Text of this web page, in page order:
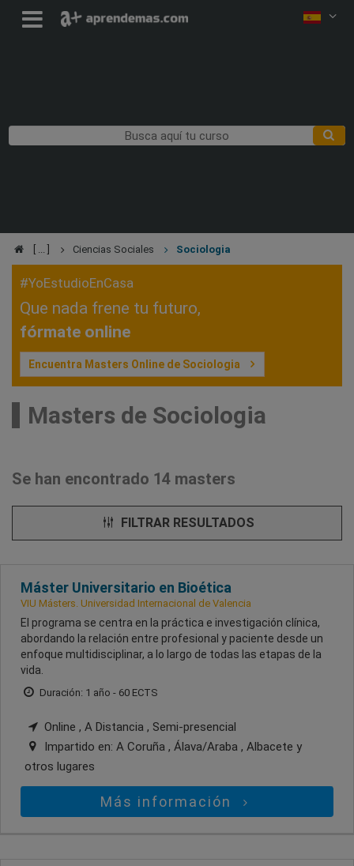
Ciencias Sociales Sociologia
#YoEstudioEnCasa
Que nada frene tu futuro,
fórmate online
Encuentra Masters Online de Sociologia
Masters de Sociologia
Se han encontrado 14 masters
FILTRAR RESULTADOS
Máster Universitario en Bioética
VIU Másters. Universidad Internacional de Valencia
El programa se centra en la práctica e investigación clínica,
abordando la relación entre profesional y paciente desde un
enfoque multidisciplinar, a lo largo de todas las etapas de la
vida.
Duración: 1 año - 60 ECTS
Online , A Distancia , Semi-presencial
Impartido en: A Coruña , Álava/Araba , Albacete y
otros lugares
Más información